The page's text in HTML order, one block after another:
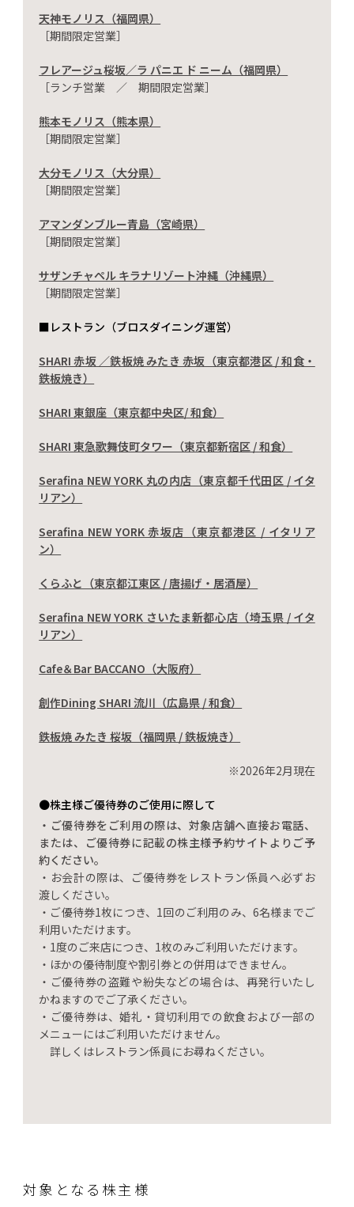
天神モノリス（福岡県）
［期間限定営業］
フレアージュ桜坂／ラ パニエ ド ニーム（福岡県）
［ランチ営業 ／ 期間限定営業］
熊本モノリス（熊本県）
［期間限定営業］
大分モノリス（大分県）
［期間限定営業］
アマンダンブルー青島（宮崎県）
［期間限定営業］
サザンチャペル キラナリゾート沖縄（沖縄県）
［期間限定営業］
■レストラン（ブロスダイニング運営）
SHARI 赤坂 ／鉄板焼 みたき 赤坂（東京都港区 / 和食・
鉄板焼き）
SHARI 東銀座（東京都中央区/ 和食）
SHARI 東急歌舞伎町タワー（東京都新宿区 / 和食）
Serafina NEW YORK 丸の内店（東京都千代田区 / イタ
リアン）
Serafina NEW YORK 赤坂店（東京都港区 / イタリア
ン）
くらふと（東京都江東区 / 唐揚げ・居酒屋）
Serafina NEW YORK さいたま新都心店（埼玉県 / イタ
リアン）
Cafe＆Bar BACCANO（大阪府）
創作Dining SHARI 流川（広島県 / 和食）
鉄板焼 みたき 桜坂（福岡県 / 鉄板焼き）
※2026年2月現在
●株主様ご優待券のご使用に際して
・ご優待券をご利用の際は、対象店舗へ直接お電話、
または、ご優待券に記載の株主様予約サイトよりご予
約ください。
・お会計の際は、ご優待券をレストラン係員へ必ずお
渡しください。
・ご優待券1枚につき、1回のご利用のみ、6名様までご
利用いただけます。
・1度のご来店につき、1枚のみご利用いただけます。
・ほかの優待制度や割引券との併用はできません。
・ご優待券の盗難や紛失などの場合は、再発行いたし
かねますのでご了承ください。
・ご優待券は、婚礼・貸切利用での飲食および一部の
メニューにはご利用いただけません。
詳しくはレストラン係員にお尋ねください。
対象となる株主様